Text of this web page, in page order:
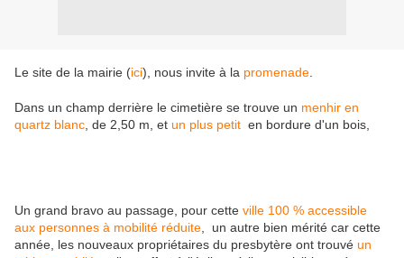
Le site de la mairie (ici), nous invite à la promenade
Dans un champ derrière le cimetière se trouve un menhir en
quartz blanc , de 2,50 m, et un plus petit en bordure d'un bois,
Un grand bravo au passage, pour cette ville 100 % accessible
aux personnes à mobilité réduite , un autre bien mérité car cette
année, les nouveaux propriétaires du presbytère ont trouvé un